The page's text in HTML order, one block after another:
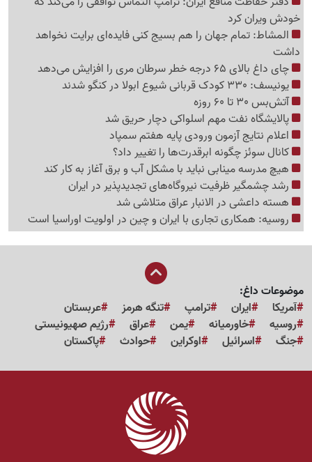
خودش ویران کرد
المشاط: تمام جهان را هم بسیج کنی فایده‌ای برایت نخواهد
داشت
چای داغ بالای 65 درجه خطر سرطان مری را افزایش می‌دهد
یونیسف: 330 کودک قربانی شیوع ابولا در کنگو شدند
آتش‌بس 30 تا 60 روزه
پالایشگاه نفت مهم اسلواکی دچار حریق شد
اعلام نتایج آزمون ورودی پایه هفتم سمپاد
کانال سوئز چگونه ابرقدرت‌ها را تغییر داد؟
هیچ مدرسه مینابی نباید با مشکل آب و برق آغاز به کار کند
رشد چشمگیر ظرفیت نیروگاه‌های تجدیدپذیر در ایران
هسته داعشی در الانبار عراق متلاشی شد
روسیه: همکاری تجاری با ایران و چین در اولویت اوراسیا است
موضوعات داغ:
آمریکا
ایران ترامپ تنگه هرمز
عربستان
روسیه
خاورمیانه یمن عراق
رژیم صهیونیستی
جنگ
اسرائیل اوکراین حوادث پاکستان